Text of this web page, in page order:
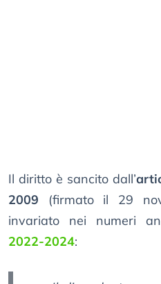
Il diritto è sancito dall’
2009 (firmato il 29
invariato nei numeri
2022-2024: